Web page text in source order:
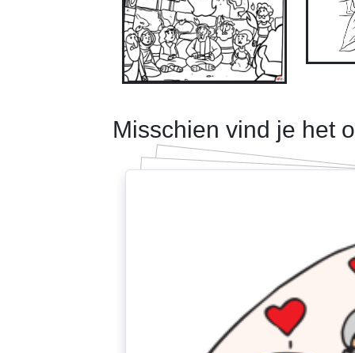
Misschien vind je het